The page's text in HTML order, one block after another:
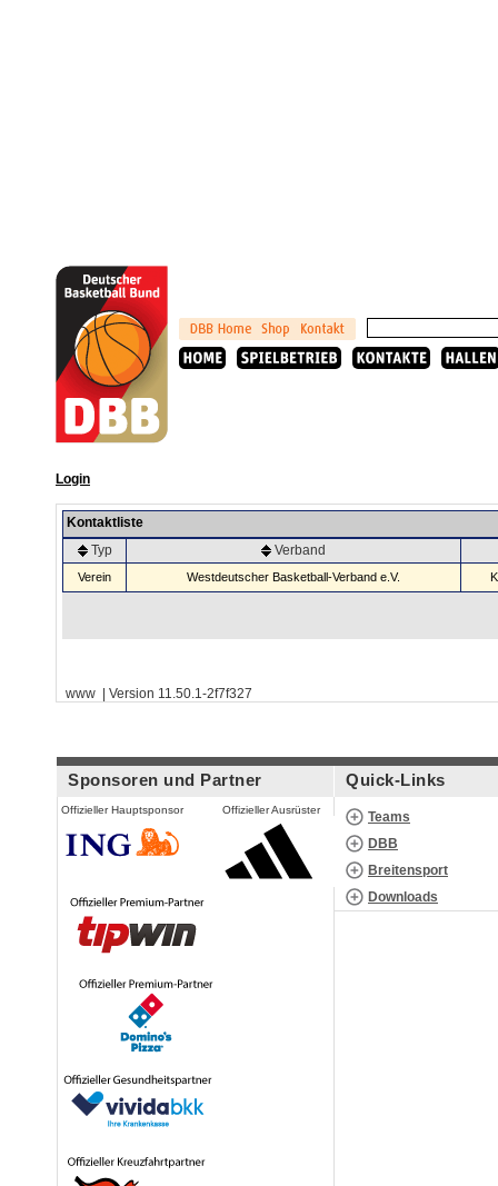
Login
Kontaktliste
Typ
Verband
Verein Westdeutscher Basketball-Verband e.V.
www | Version 11.50.1-2f7f327
Sponsoren und Partner
Offizieller Hauptsponsor Offizieller Ausrüster
Quick-Links
Teams
DBB
Breitensport
Downloads